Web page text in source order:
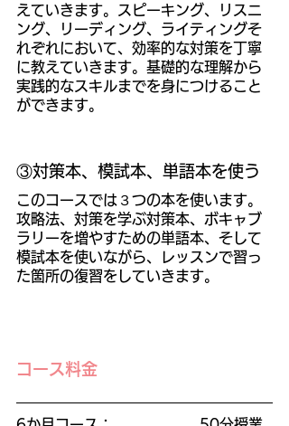
えていきます。スピーキング、リスニ
ング、リーディング、ライティングそ
れぞれにおいて、効率的な対策を丁寧
に教えていきます。基礎的な理解から
実践的なスキルまでを身につけること
ができます。
③対策本、模試本、単語本を使う
このコースでは３つの本を使います。
攻略法、対策を学ぶ対策本、ボキャブ
ラリーを増やすための単語本、そして
模試本を使いながら、レッスンで習っ
た箇所の復習をしていきます。
コース料金